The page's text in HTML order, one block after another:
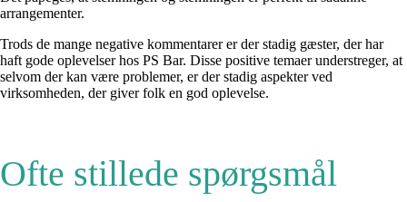
arrangementer.
Trods de mange negative kommentarer er der stadig gæster, der har
haft gode oplevelser hos PS Bar. Disse positive temaer understreger, at
selvom der kan være problemer, er der stadig aspekter ved
virksomheden, der giver folk en god oplevelse.
Ofte stillede spørgsmål